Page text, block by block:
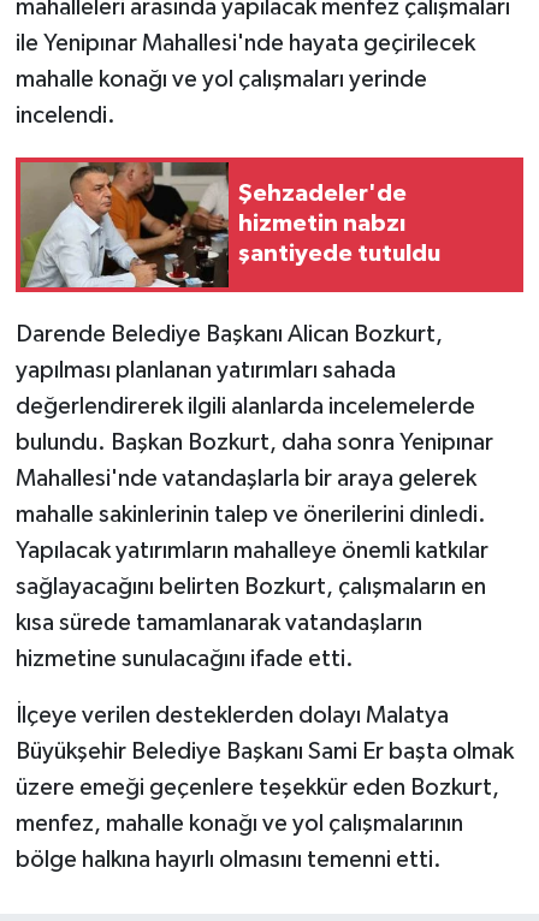
mahalleleri arasında yapılacak menfez çalışmaları
ile Yenipınar Mahallesi'nde hayata geçirilecek
mahalle konağı ve yol çalışmaları yerinde
incelendi.
Şehzadeler'de
hizmetin nabzı
şantiyede tutuldu
Darende Belediye Başkanı Alican Bozkurt,
yapılması planlanan yatırımları sahada
değerlendirerek ilgili alanlarda incelemelerde
bulundu. Başkan Bozkurt, daha sonra Yenipınar
Mahallesi'nde vatandaşlarla bir araya gelerek
mahalle sakinlerinin talep ve önerilerini dinledi.
Yapılacak yatırımların mahalleye önemli katkılar
sağlayacağını belirten Bozkurt, çalışmaların en
kısa sürede tamamlanarak vatandaşların
hizmetine sunulacağını ifade etti.
İlçeye verilen desteklerden dolayı Malatya
Büyükşehir Belediye Başkanı Sami Er başta olmak
üzere emeği geçenlere teşekkür eden Bozkurt,
menfez, mahalle konağı ve yol çalışmalarının
bölge halkına hayırlı olmasını temenni etti.